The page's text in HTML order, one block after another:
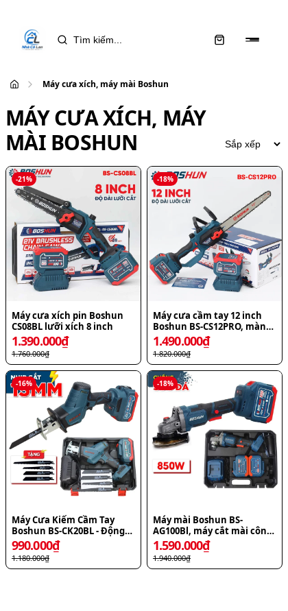
Máy cưa xích, máy mài Boshun
MÁY CƯA XÍCH, MÁY
MÀI BOSHUN
-21%
Máy cưa xích pin Boshun
CS08BL lưỡi xích 8 inch
1.390.000₫
1.760.000₫
-18%
Máy cưa cầm tay 12 inch
Boshun BS-CS12PRO, màn
hình led hiện đại
1.490.000₫
1.820.000₫
-16%
Máy Cưa Kiếm Cầm Tay
Boshun BS-CK20BL - Động
Cơ Brushless Cắt Gỗ Sắt
Nhựa
990.000₫
1.180.000₫
-18%
Máy mài Boshun BS-
AG100Bl, máy cắt mài công
tắc bóp
1.590.000₫
1.940.000₫